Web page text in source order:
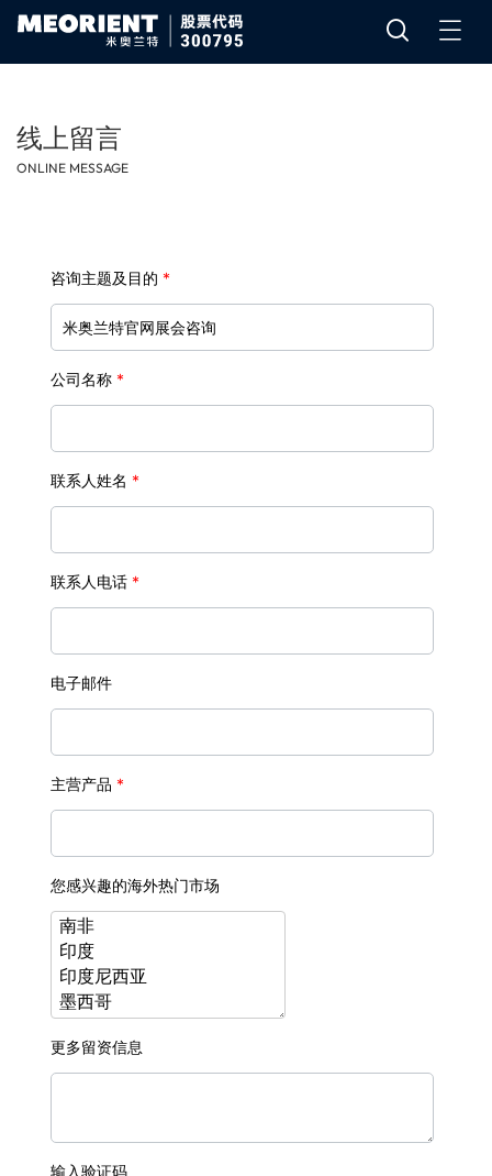
线上留言
ONLINE MESSAGE
咨询主题及目的 *
公司名称 *
联系人姓名 *
联系人电话 *
电子邮件
主营产品 *
您感兴趣的海外热门市场
更多留资信息
输入验证码